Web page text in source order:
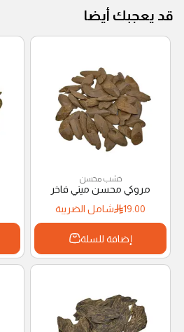
قد يعجبك أيضا
خشب محسن
مروكي محسن ميني فاخر
19.00
شامل الضريبة
إضافة للسلة